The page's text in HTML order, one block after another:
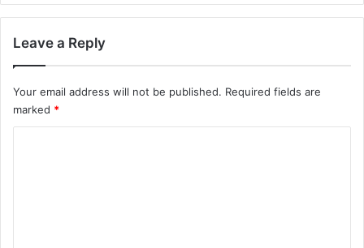
Leave a Reply
Your email address will not be published. Required fields are
marked *